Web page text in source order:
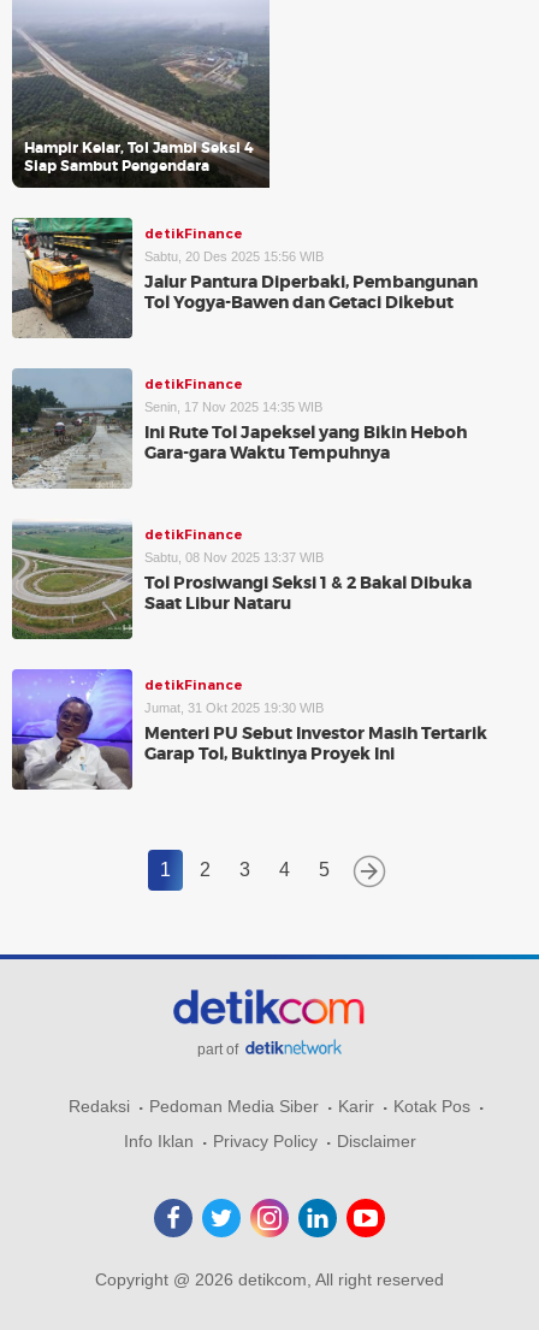
Hampir Kelar, Tol Jambi Seksi 4
Siap Sambut Pengendara
detikFinance
Sabtu, 20 Des 2025 15:56 WIB
Jalur Pantura Diperbaki, Pembangunan
Tol Yogya-Bawen dan Getaci Dikebut
detikFinance
Senin, 17 Nov 2025 14:35 WIB
Ini Rute Tol Japeksel yang Bikin Heboh
Gara-gara Waktu Tempuhnya
detikFinance
Sabtu, 08 Nov 2025 13:37 WIB
Tol Prosiwangi Seksi 1 & 2 Bakal Dibuka
Saat Libur Nataru
detikFinance
Jumat, 31 Okt 2025 19:30 WIB
Menteri PU Sebut Investor Masih Tertarik
Garap Tol, Buktinya Proyek Ini
1 2 3 4 5
part of
Redaksi Pedoman Media Siber Karir
Kotak Pos
Info Iklan
Privacy Policy Disclaimer
Copyright @ 2026 detikcom, All right reserved